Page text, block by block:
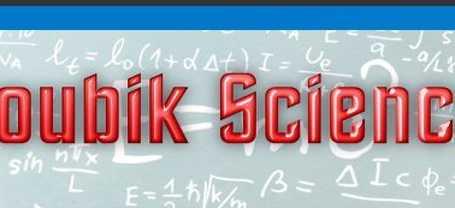
Gloubik